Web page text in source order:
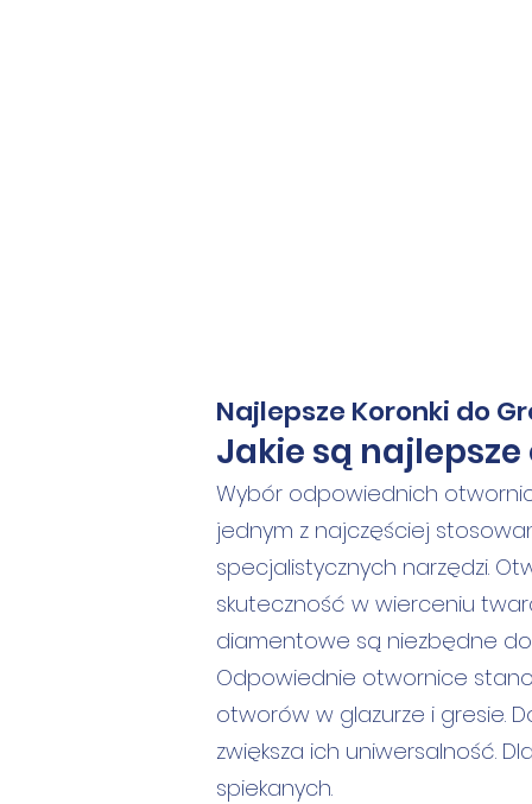
Najlepsze Koronki do
Jakie są
Wybór odpowiednich
jednym z najczęściej
specjalistycznych narzędzi.
skuteczność w wierceniu
diamentowe są niezbędne do
Odpowiednie otwornice
otworów w glazurze i gresie.
zwiększa ich uniwersalność.
spiekanych.